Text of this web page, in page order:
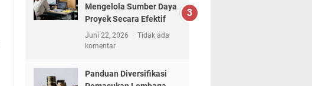
Mengelola Sumber Daya
Proyek Secara Efektif
Juni 22, 2026
Tidak ada
komentar
Panduan Diversifikasi